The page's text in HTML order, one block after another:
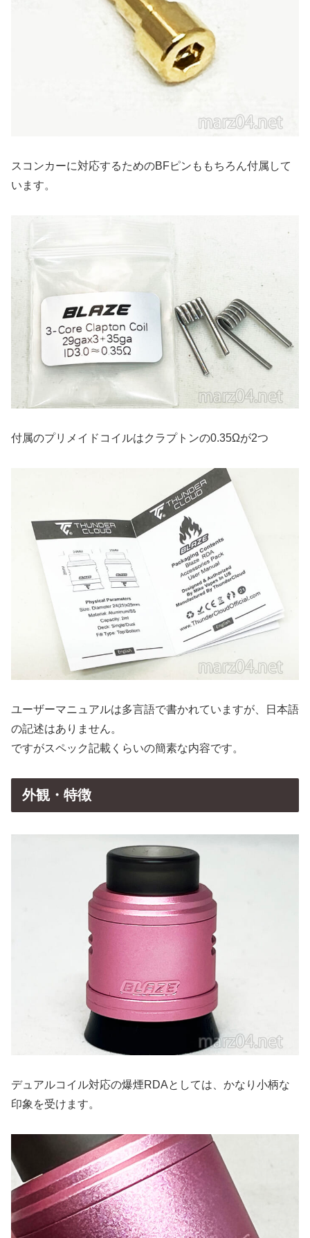
スコンカーに対応するためのBFピンももちろん付属して
います。
付属のプリメイドコイルはクラプトンの0.35Ωが2つ
ユーザーマニュアルは多言語で書かれていますが、日本語
の記述はありません。
ですがスペック記載くらいの簡素な内容です。
外観・特徴
デュアルコイル対応の爆煙RDAとしては、かなり小柄な
印象を受けます。